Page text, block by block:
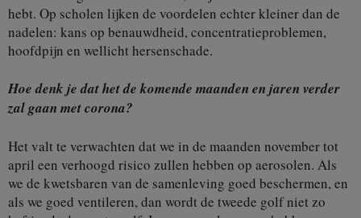
hebt. Op scholen lijken de voordelen echter kleiner dan de
nadelen: kans op benauwdheid, concentratieproblemen,
hoofdpijn en wellicht hersenschade.
Hoe denk je dat het de komende maanden en jaren verder
zal gaan met corona?
Het valt te verwachten dat we in de maanden november tot
april een verhoogd risico zullen hebben op aerosolen. Als
we de kwetsbaren van de samenleving goed beschermen, en
als we goed ventileren, dan wordt de tweede golf niet zo